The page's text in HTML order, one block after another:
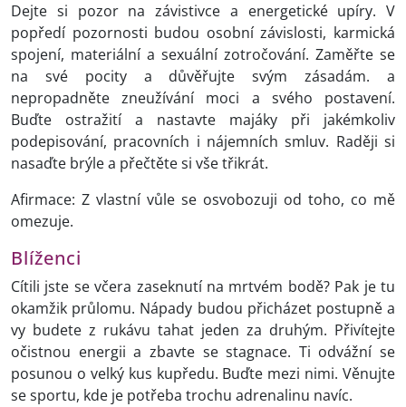
Dejte si pozor na závistivce a energetické upíry. V
popředí pozornosti budou osobní závislosti, karmická
spojení, materiální a sexuální zotročování. Zaměřte se
na své pocity a důvěřujte svým zásadám. a
nepropadněte zneužívání moci a svého postavení.
Buďte ostražití a nastavte majáky při jakémkoliv
podepisování, pracovních i nájemních smluv. Raději si
nasaďte brýle a přečtěte si vše třikrát.
Afirmace: Z vlastní vůle se osvobozuji od toho, co mě
omezuje.
Blíženci
Cítili jste se včera zaseknutí na mrtvém bodě? Pak je tu
okamžik průlomu. Nápady budou přicházet postupně a
vy budete z rukávu tahat jeden za druhým. Přivítejte
očistnou energii a zbavte se stagnace. Ti odvážní se
posunou o velký kus kupředu. Buďte mezi nimi. Věnujte
se sportu, kde je potřeba trochu adrenalinu navíc.